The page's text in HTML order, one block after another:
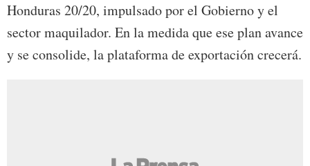
Honduras 20/20, impulsado por el Gobierno y el
sector maquilador. En la medida que ese plan avance
y se consolide, la plataforma de exportación crecerá.